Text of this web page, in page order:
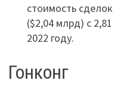
стоимость
($2,04 млрд) с
2022 году.
Гонконг